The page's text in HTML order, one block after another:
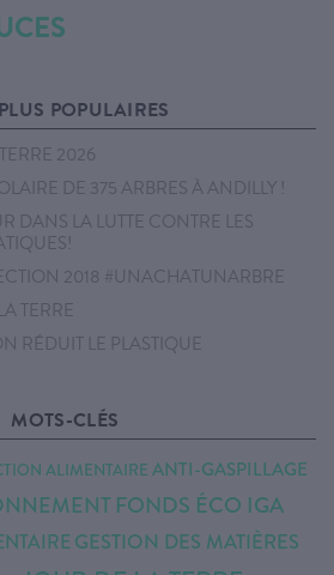
POPULAIRES
2026
DE 375 ARBRES À ANDILLY !
DANS LA LUTTE CONTRE LES
2018 #UNACHATUNARBRE
TERRE
RÉDUIT LE PLASTIQUE
MOTS-CLÉS
ALIMENTAIRE ANTI-GASPILLAGE
FONDS ÉCO IGA
GESTION DES MATIÈRES